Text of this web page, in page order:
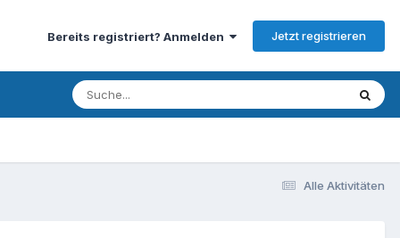
Bereits registriert? Anmelden Jetzt registrieren
Alle Aktivitäten